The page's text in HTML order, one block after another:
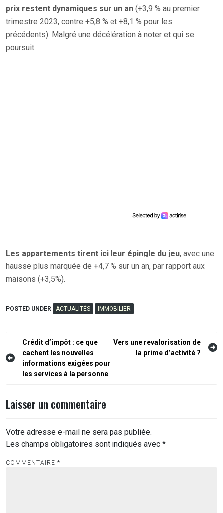
prix restent dynamiques sur un an (+3,9 % au premier
trimestre 2023, contre +5,8 % et +8,1 % pour les
précédents). Malgré une décélération à noter et qui se
poursuit.
Les appartements tirent ici leur épingle du jeu, avec une
hausse plus marquée de +4,7 % sur un an, par rapport aux
maisons (+3,5%).
POSTED UNDER ACTUALITÉS IMMOBILIER
Navigation
de
l’article
Crédit d’impôt : ce que
cachent les nouvelles
informations exigées pour
les services à la personne
Vers une revalorisation de
la prime d’activité ?
Laisser un commentaire
Votre adresse e-mail ne sera pas publiée.
Les champs obligatoires sont indiqués avec *
COMMENTAIRE *